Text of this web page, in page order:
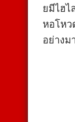
ยมีไฮไ
หอโห
อย่างม